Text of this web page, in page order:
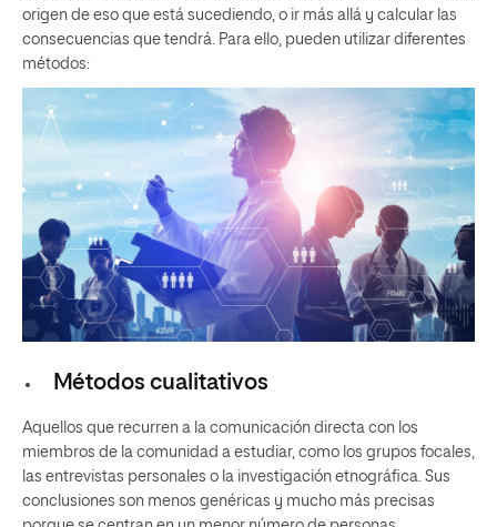
origen de eso que está sucediendo, o ir más allá y calcular las
consecuencias que tendrá. Para ello, pueden utilizar diferentes
métodos:
Métodos cualitativos
Aquellos que recurren a la comunicación directa con los
miembros de la comunidad a estudiar, como los grupos focales,
las entrevistas personales o la investigación etnográfica. Sus
conclusiones son menos genéricas y mucho más precisas